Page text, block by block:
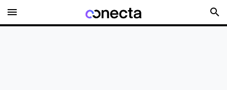
menu search